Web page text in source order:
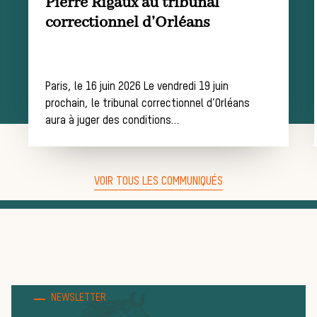
Trouver un
équipage
correctionnel d’Orléans
Paris, le 16 juin 2026 Le vendredi 19 juin
prochain, le tribunal correctionnel d’Orléans
aura à juger des conditions…
VOIR TOUS LES COMMUNIQUÉS
NEWSLETTER